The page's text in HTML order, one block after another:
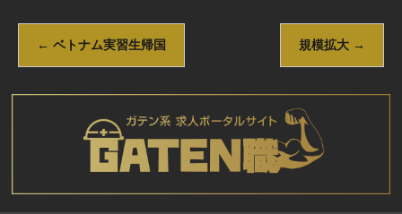
← ベトナム実習生帰国 規模拡大 →